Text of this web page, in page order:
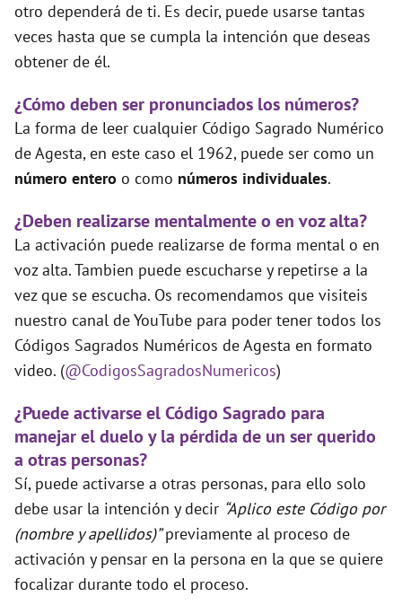
otro dependerá de ti. Es decir, puede usarse tantas
veces hasta que se cumpla la intención que deseas
obtener de él.
¿Cómo deben ser pronunciados los números?
La forma de leer cualquier Código Sagrado Numérico
de Agesta, en este caso el 1962, puede ser como un
número entero o como números individuales.
¿Deben realizarse mentalmente o en voz alta?
La activación puede realizarse de forma mental o en
voz alta. Tambien puede escucharse y repetirse a la
vez que se escucha. Os recomendamos que visiteis
nuestro canal de YouTube para poder tener todos los
Códigos Sagrados Numéricos de Agesta en formato
video. (@CodigosSagradosNumericos)
¿Puede activarse el Código Sagrado para
manejar el duelo y la pérdida de un ser querido
a otras personas?
Sí, puede activarse a otras personas, para ello solo
debe usar la intención y decir “Aplico este Código por
(nombre y apellidos)”previamente al proceso de
activación y pensar en la persona en la que se quiere
focalizar durante todo el proceso.